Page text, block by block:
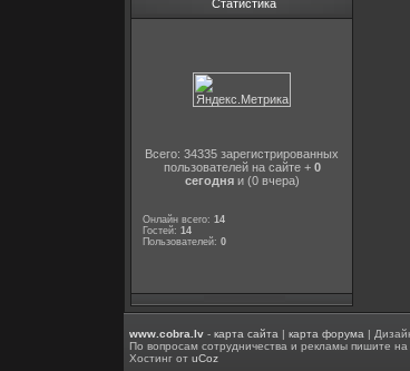
Статистика
Всего: 34335 зарегистрированных
пользователей на сайте + 0
сегодняи (0 вчера)
Онлайн всего: 14
Гостей: 14
Пользователей: 0
www.cobra.lv - карта сайта | карта форума |
По вопросам сотрудничества и рекламы пишите на
Хостинг от uCoz